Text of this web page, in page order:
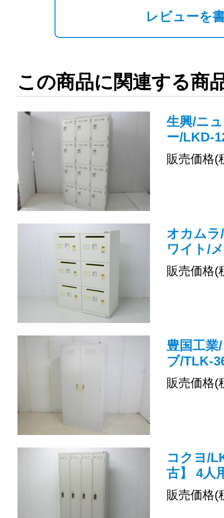
レビューを
この商品に関連する商
生興/ニ
ー/LKD-
販売価格(
オカム
ワイト/
販売価格(
豊国工業
ブ/TLK-
販売価格(
コクヨ/
古】 4人
販売価格(